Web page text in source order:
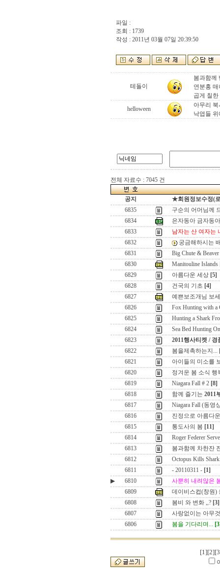
파일 :
조회 : 1739
작성 : 2011년 03월 07일 20:39:50
테돌이
봄과함께
연분홍
곱게 칠
helloween
아무리
낙엽들
전체 자료수 : 7045 건
공지
★회원정보수정(
6835
구순의 어머님께
6834
은자동아 금자동아
6833
남자는 산 여자는
6832
궁금해하시는
6831
Big Chute & Beaver
6830
Manitouline Islands
6829
아름다운 세상 [5]
6828
건국의 기초 [4]
6827
예쁜보조개님 보
6826
Fox Hunting with a
6825
Hunting a Shark
6824
Sea Bed Hunting
6823
2011행사티켓 /
6822
봄을제촉하는지...
6821
아이들의 미소를
6820
정겨운 봄 소식
6819
Niagara Fall # 2 [8]
6818
함께 즐기는 2011
6817
Niagara Fall (동영
6816
진정으로 아름다
6815
통도사의 봄 [11]
6814
Roger Federer
6813
봄과함께 차한잔
6812
Octopus Kills Shark
6811
- 20110311 - [1]
▶
6810
사뿐히 내려않은
6809
데이비스컵(창원)
6808
봄비 와 변화 ,,? [3]
6807
사랑없이는 아무
6806
봄을 기다리며...
[1][2]